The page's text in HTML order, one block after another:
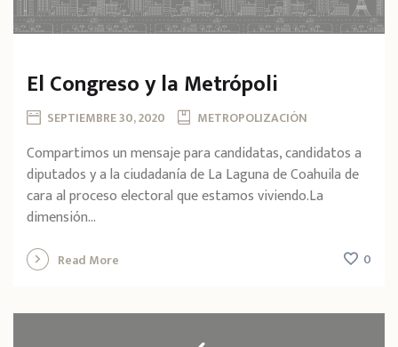
El Congreso y la Metrópoli
SEPTIEMBRE 30, 2020 METROPOLIZACIÓN
Compartimos un mensaje para candidatas, candidatos a
diputados y a la ciudadanía de La Laguna de Coahuila de
cara al proceso electoral que estamos viviendo.La
dimensión...
Read More 0